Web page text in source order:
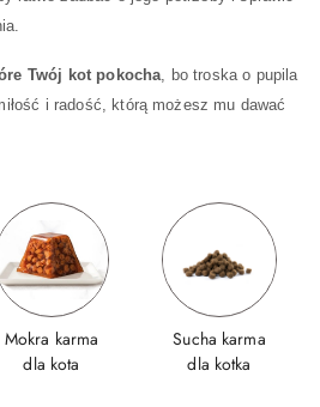
Twój kot pokocha, bo troska o pupila
i radość, którą możesz mu dawać
Mokra karma
dla kota
Sucha karma
dla kotka